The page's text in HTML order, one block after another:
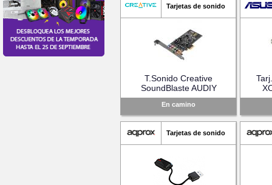
Tarjetas de sonido
T.Sonido Creative
SoundBlaste AUDIY
PCIe(70SB157000000)
En camino
Tarjetas de sonido